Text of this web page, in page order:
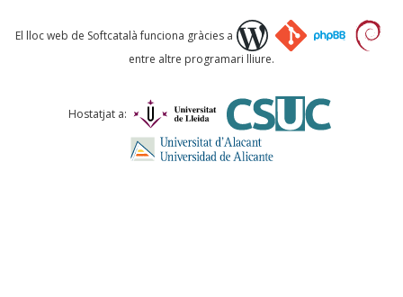
Què proposeu?
Comentari *
El lloc web de Softcatalà funciona gràcies a
entre altre programari lliure.
Hostatjat a: